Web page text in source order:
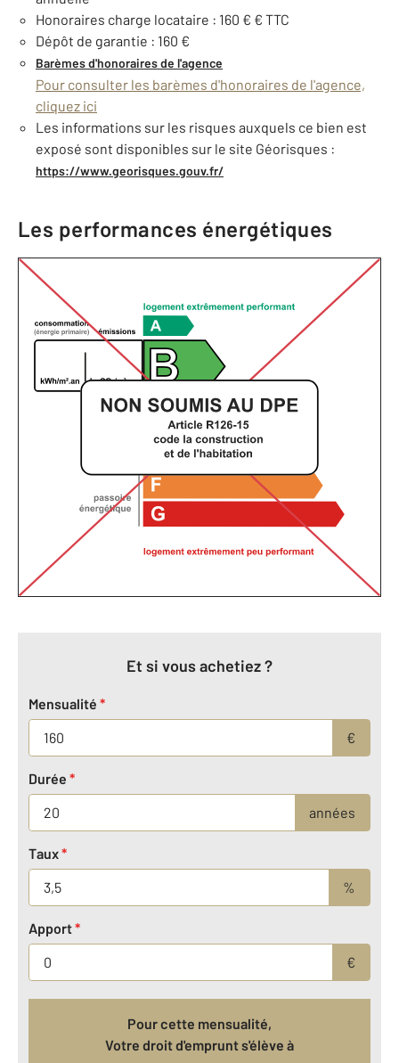
Honoraires charge locataire : 160 € € TTC
Dépôt de garantie : 160 €
Barèmes d'honoraires de l'agence
Pour consulter les barèmes d'honoraires de l'agence,
cliquez ici
Les informations sur les risques auxquels ce bien est
exposé sont disponibles sur le site Géorisques :
https://www.georisques.gouv.fr/
Les performances énergétiques
Et si vous achetiez ?
Mensualité *
€
Durée *
années
Taux*
%
Apport*
€
Pour cette mensualité,
Votre droit d'emprunt s'élève à